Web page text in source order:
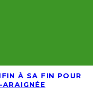
À SA FIN POUR